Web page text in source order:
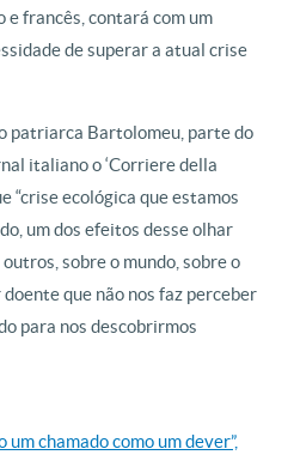
francês, contará com um
de superar a atual crise
patriarca Bartolomeu, parte do
italiano o ‘Corriere della
“crise ecológica que estamos
um dos efeitos desse olhar
sobre o mundo, sobre o
que não nos faz perceber
para nos descobrirmos
um chamado como um dever”,